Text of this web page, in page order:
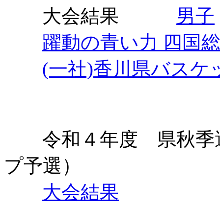
大会結果 男子
躍動の青い力 四国
(一社)香川県バスケ
令和４年度 県秋季
プ予選）
大会結果